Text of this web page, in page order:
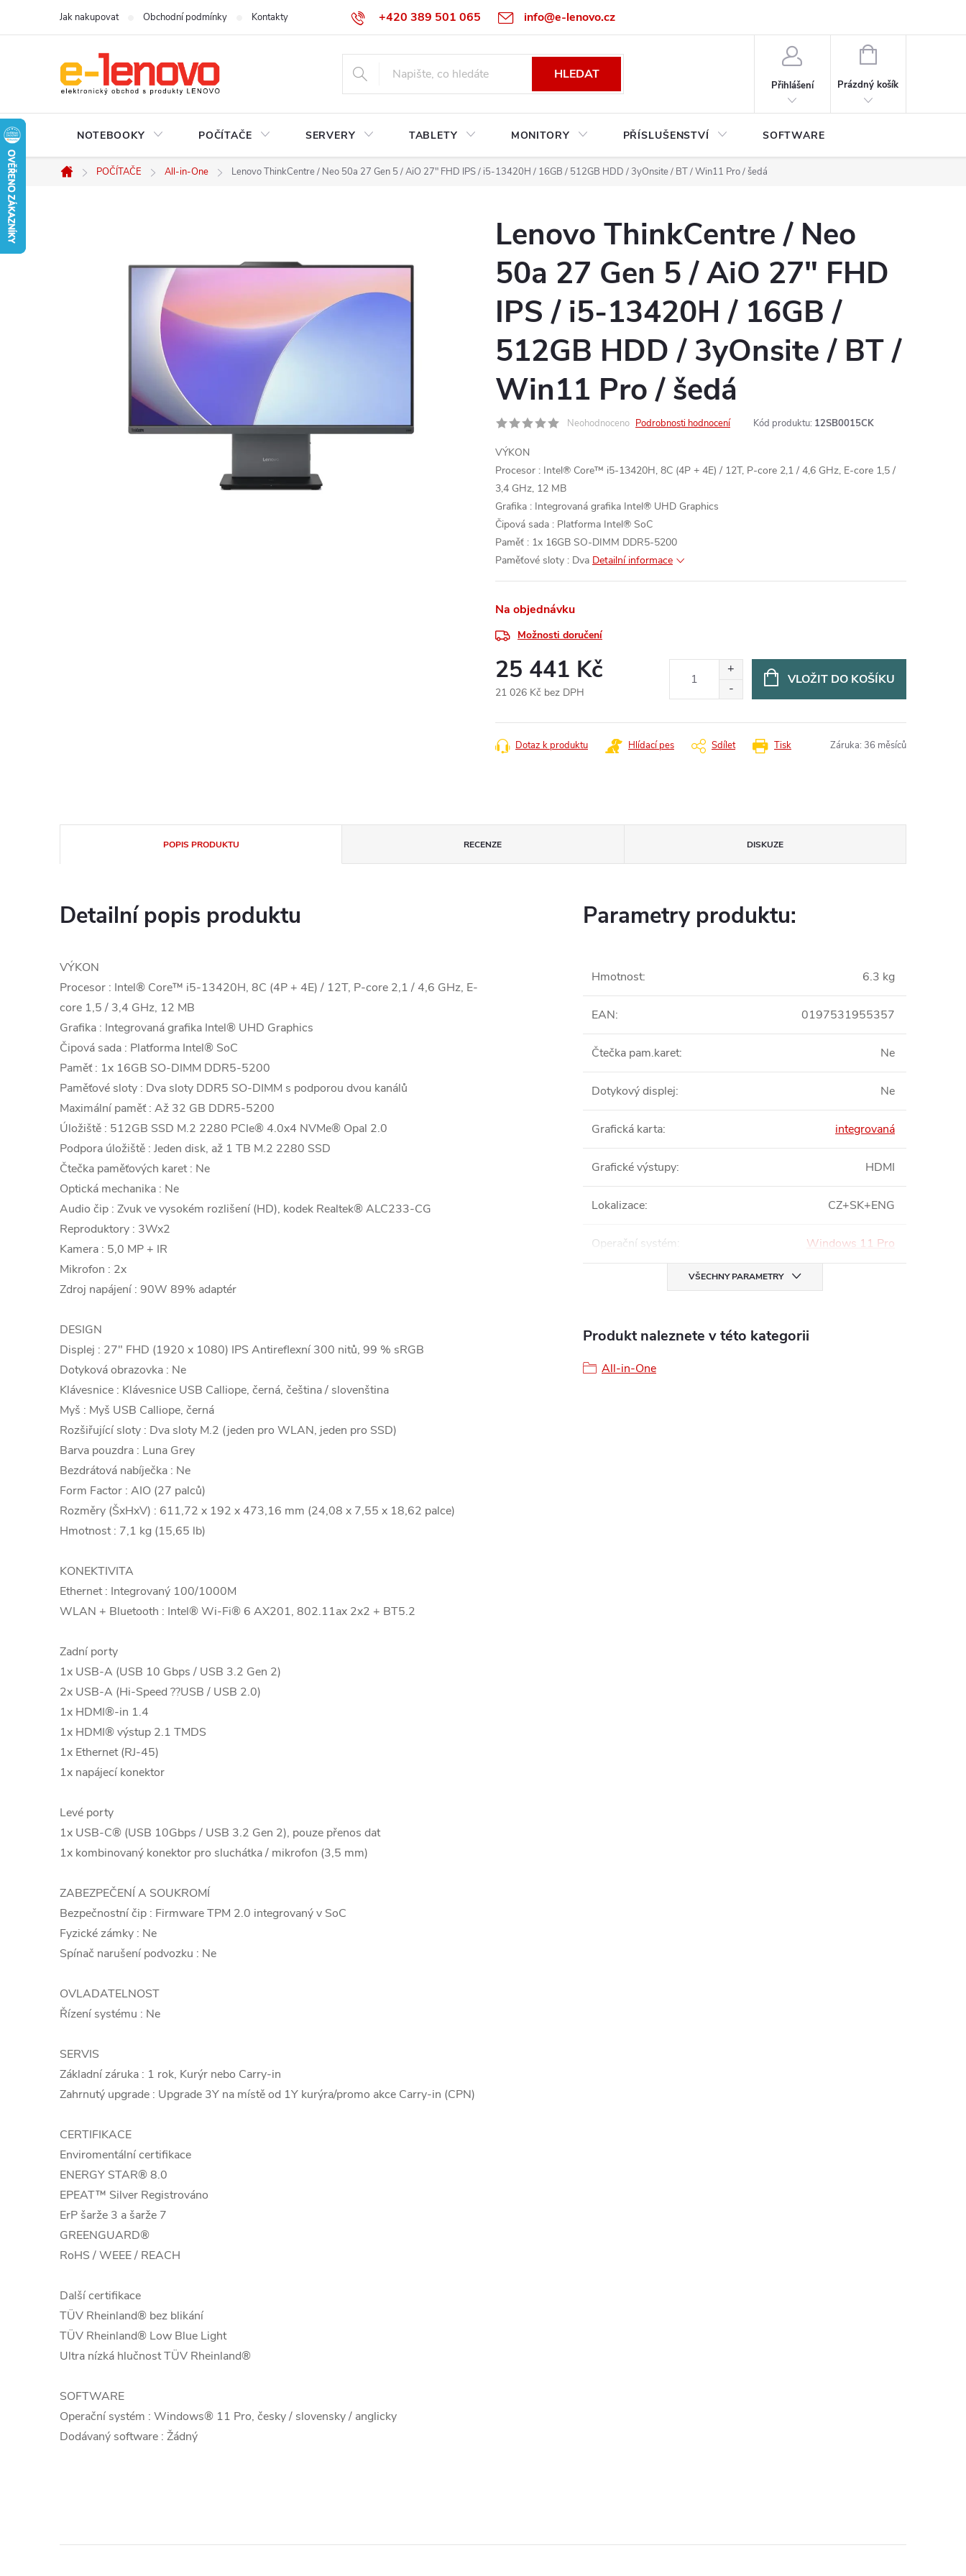
+420 389 501 065 info@e-lenovo.cz
Jak nakupovat Obchodní podmínky Kontakty
HLEDAT
Přihlášení
NÁKUPNÍ
Prázdný košík
NOTEBOOKY POČÍTAČE SERVERY TABLETY MONITORY PŘÍSLUŠENSTVÍ SOFTWARE
Domů
POČÍTAČE All-in-One Lenovo ThinkCentre / Neo 50a 27 Gen 5 / AiO 27" FHD IPS / i5-13420H / 16GB / 512GB HDD / 3yOnsite / BT / Win11 Pro / šedá
Lenovo ThinkCentre / Neo
50a 27 Gen 5 / AiO 27" FHD
IPS / i5-13420H / 16GB /
512GB HDD / 3yOnsite / BT /
Win11 Pro / šedá
Neohodnoceno Podrobnosti hodnocení Kód produktu: 12SB0015CK
VÝKON
Procesor : Intel® Core™ i5-13420H, 8C (4P + 4E) / 12T, P-core 2,1 / 4,6 GHz, E-core 1,5 /
3,4 GHz, 12 MB
Grafika : Integrovaná grafika Intel® UHD Graphics
Čipová sada : Platforma Intel® SoC
Paměť : 1x 16GB SO-DIMM DDR5-5200
Paměťové sloty : Dva Detailní informace
Na objednávku
Možnosti doručení
25 441 Kč
21 026 Kč bez DPH
cena:
VLOŽIT DO KOŠÍKU
Tisk
Dotaz k produktu Hlídací pes Sdílet Záruka: 36 měsíců
POPIS PRODUKTU RECENZE DISKUZE
Detailní popis produktu
VÝKON
Procesor : Intel® Core™ i5-13420H, 8C (4P + 4E) / 12T, P-core 2,1 / 4,6 GHz, E-
core 1,5 / 3,4 GHz, 12 MB
Grafika : Integrovaná grafika Intel® UHD Graphics
Čipová sada : Platforma Intel® SoC
Paměť : 1x 16GB SO-DIMM DDR5-5200
Paměťové sloty : Dva sloty DDR5 SO-DIMM s podporou dvou kanálů
Maximální paměť : Až 32 GB DDR5-5200
Úložiště : 512GB SSD M.2 2280 PCIe® 4.0x4 NVMe® Opal 2.0
Podpora úložiště : Jeden disk, až 1 TB M.2 2280 SSD
Čtečka paměťových karet : Ne
Optická mechanika : Ne
Audio čip : Zvuk ve vysokém rozlišení (HD), kodek Realtek® ALC233-CG
Reproduktory : 3Wx2
Kamera : 5,0 MP + IR
Mikrofon : 2x
Zdroj napájení : 90W 89% adaptér
DESIGN
Displej : 27" FHD (1920 x 1080) IPS Antireflexní 300 nitů, 99 % sRGB
Dotyková obrazovka : Ne
Klávesnice : Klávesnice USB Calliope, černá, čeština / slovenština
Myš : Myš USB Calliope, černá
Rozšiřující sloty : Dva sloty M.2 (jeden pro WLAN, jeden pro SSD)
Barva pouzdra : Luna Grey
Bezdrátová nabíječka : Ne
Form Factor : AIO (27 palců)
Rozměry (ŠxHxV) : 611,72 x 192 x 473,16 mm (24,08 x 7,55 x 18,62 palce)
Hmotnost : 7,1 kg (15,65 lb)
KONEKTIVITA
Ethernet : Integrovaný 100/1000M
WLAN + Bluetooth : Intel® Wi-Fi® 6 AX201, 802.11ax 2x2 + BT5.2
Zadní porty
1x USB-A (USB 10 Gbps / USB 3.2 Gen 2)
2x USB-A (Hi-Speed ??USB / USB 2.0)
1x HDMI®-in 1.4
1x HDMI® výstup 2.1 TMDS
1x Ethernet (RJ-45)
1x napájecí konektor
Levé porty
1x USB-C® (USB 10Gbps / USB 3.2 Gen 2), pouze přenos dat
1x kombinovaný konektor pro sluchátka / mikrofon (3,5 mm)
ZABEZPEČENÍ A SOUKROMÍ
Bezpečnostní čip : Firmware TPM 2.0 integrovaný v SoC
Fyzické zámky : Ne
Spínač narušení podvozku : Ne
OVLADATELNOST
Řízení systému : Ne
SERVIS
Základní záruka : 1 rok, Kurýr nebo Carry-in
Zahrnutý upgrade : Upgrade 3Y na místě od 1Y kurýra/promo akce Carry-in (CPN)
CERTIFIKACE
Enviromentální certifikace
ENERGY STAR® 8.0
EPEAT™ Silver Registrováno
ErP šarže 3 a šarže 7
GREENGUARD®
RoHS / WEEE / REACH
Další certifikace
TÜV Rheinland® bez blikání
TÜV Rheinland® Low Blue Light
Ultra nízká hlučnost TÜV Rheinland®
SOFTWARE
Operační systém : Windows® 11 Pro, česky / slovensky / anglicky
Dodávaný software : Žádný
Parametry produktu:
Hmotnost: 6.3 kg
EAN: 0197531955357
Čtečka pam.karet: Ne
Dotykový displej: Ne
Grafická karta: integrovaná
Grafické výstupy: HDMI
Lokalizace: CZ+SK+ENG
Operační systém: Windows 11 Pro
VŠECHNY PARAMETRY
Produkt naleznete v této kategorii
All-in-One